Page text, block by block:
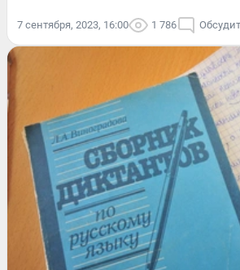
7 сентября, 2023, 16:00 1 786